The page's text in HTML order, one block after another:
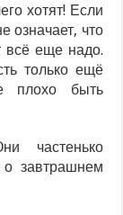
хотят! Если
означает, что
всё еще надо.
только ещё
плохо быть
частенько
завтрашнем